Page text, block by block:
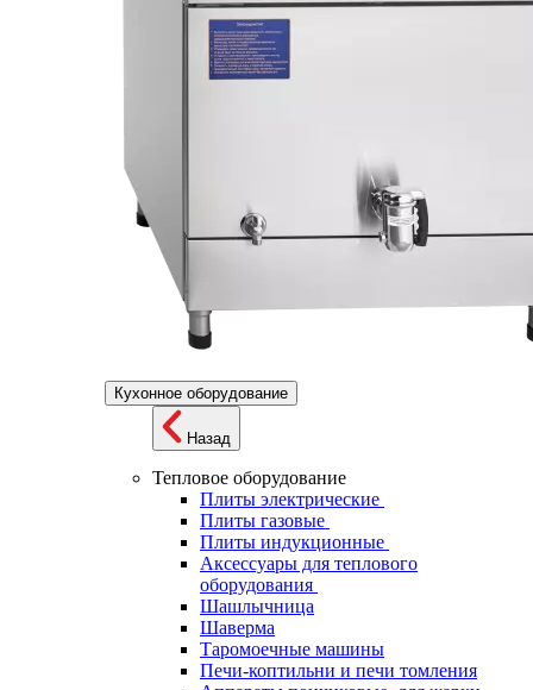
Кухонное оборудование
Назад
Тепловое оборудование
Плиты электрические
Плиты газовые
Плиты индукционные
Аксессуары для теплового
оборудования
Шашлычница
Шаверма
Таромоечные машины
Печи-коптильни и печи томления